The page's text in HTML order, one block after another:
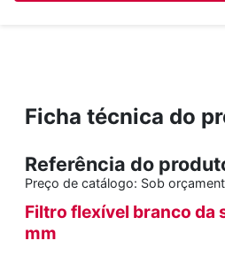
Ficha técnica do
Referência do
Preço de catálogo: Sob
Filtro flexível branco da
mm